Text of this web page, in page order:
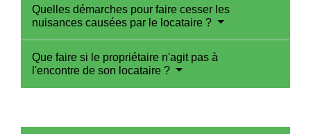
Quelles démarches pour faire cesser les
nuisances causées par le locataire ?
Que faire si le propriétaire n'agit pas à
l'encontre de son locataire ?